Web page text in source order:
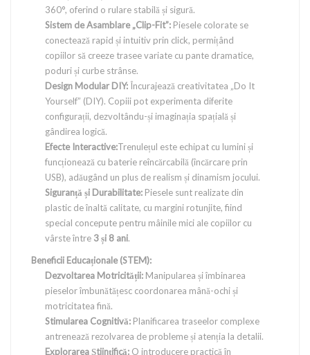
360°, oferind o rulare stabilă și sigură.
Sistem de Asamblare „Clip-Fit”: Piesele colorate se
conectează rapid și intuitiv prin click, permițând
copiilor să creeze trasee variate cu pante dramatice,
poduri și curbe strânse.
Design Modular DIY: Încurajează creativitatea „Do It
Yourself” (DIY). Copiii pot experimenta diferite
configurații, dezvoltându-și imaginația spațială și
gândirea logică.
Efecte Interactive:Trenulețul este echipat cu lumini și
funcționează cu baterie reîncărcabilă (încărcare prin
USB), adăugând un plus de realism și dinamism jocului.
Siguranță și Durabilitate: Piesele sunt realizate din
plastic de înaltă calitate, cu margini rotunjite, fiind
special concepute pentru mâinile mici ale copiilor cu
vârste între 3 și 8 ani.
Beneficii Educaționale (STEM):
Dezvoltarea Motricității: Manipularea și îmbinarea
pieselor îmbunătățesc coordonarea mână-ochi și
motricitatea fină.
Stimularea Cognitivă: Planificarea traseelor complexe
antrenează rezolvarea de probleme și atenția la detalii.
Explorarea Științifică: O introducere practică în